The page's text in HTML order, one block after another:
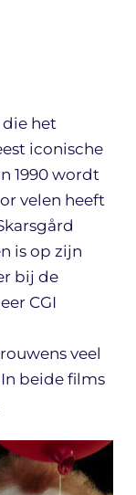
die het
iconische
1990 wordt
velen heeft
is op zijn
bij de
CGI
veel
beide films